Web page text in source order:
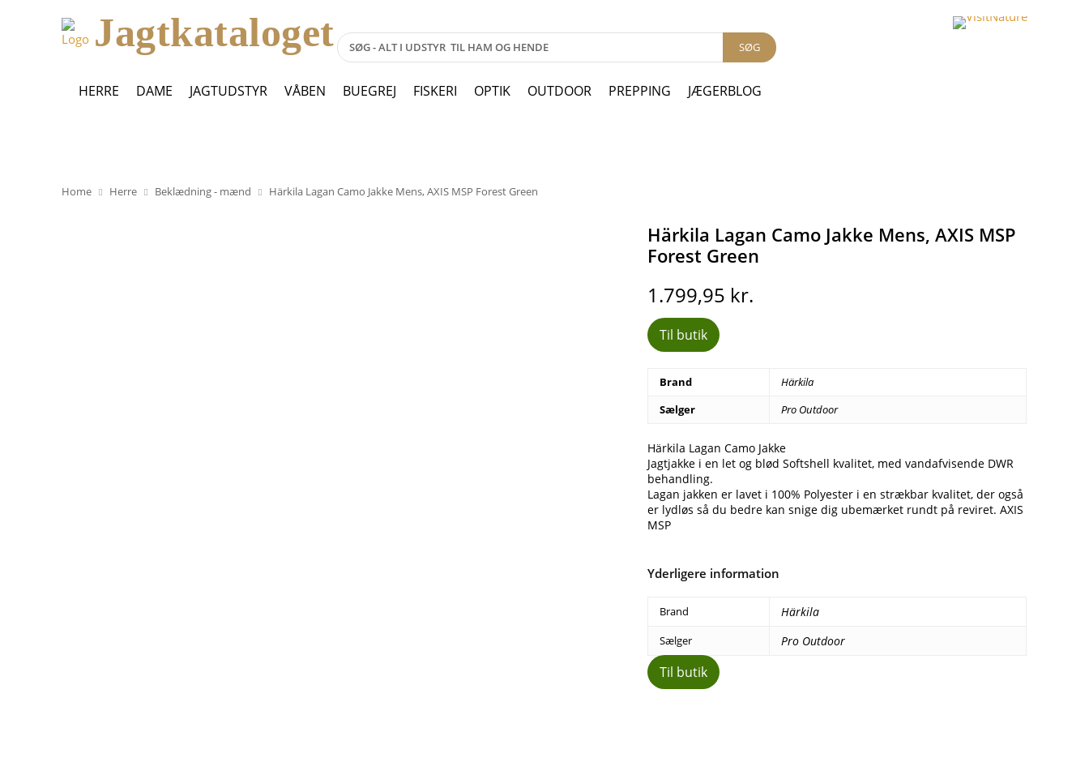
Jagtkataloget SØG
HERRE DAME JAGTUDSTYR VÅBEN BUEGREJ FISKERI OPTIK OUTDOOR PREPPING JÆGERBLOG
Home Herre Beklædning - mænd Härkila Lagan Camo Jakke Mens, AXIS MSP Forest Green
Härkila Lagan Camo Jakke Mens, AXIS MSP
Forest Green
1.799,95 kr.
Til butik
Brand
Härkila
Sælger
Pro Outdoor
Härkila Lagan Camo Jakke
Jagtjakke i en let og blød Softshell kvalitet, med vandafvisende DWR
behandling.
Lagan jakken er lavet i 100% Polyester i en strækbar kvalitet, der også
er lydløs så du bedre kan snige dig ubemærket rundt på reviret. AXIS
MSP
Yderligere information
Brand Härkila
Sælger Pro Outdoor
Til butik